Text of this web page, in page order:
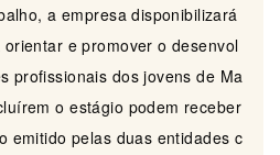
a empresa disponibilizará
e promover o desenvol
profissionais dos jovens de Ma
o estágio podem receber
emitido pelas duas entidades c